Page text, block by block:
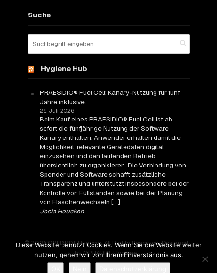
Suche
Hygiene Hub
PRAESIDIO® Fuel Cell: Kanary-Nutzung für fünf
Jahre inklusive.
29. Juli 2026
Beim Kauf eines PRAESIDIO® Fuel Cell ist ab
sofort die fünfjährige Nutzung der Software
Kanary enthalten. Anwender erhalten damit die
Möglichkeit, relevante Gerätedaten digital
einzusehen und den laufenden Betrieb
übersichtlich zu organisieren. Die Verbindung von
Spender und Software schafft zusätzliche
Transparenz und unterstützt insbesondere bei der
Kontrolle von Füllständen sowie bei der Planung
von Flaschenwechseln […]
Josia Houcken
© 2026 OPHARDT Hygiene. All Rights Reserved. Designed
by OPHARDT Hygiene.
Diese Website benutzt Cookies. Wenn Sie die Website weiter
nutzen, gehen wir von Ihrem Einverständnis aus.